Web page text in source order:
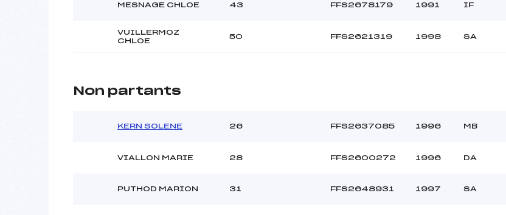
MESNAGE CHLOE 43 FFS2678179 1991 IF
VUILLERMOZ
CHLOE
50 FFS2621319 1998 SA
Non partants
KERN SOLENE 26 FFS2637085 1996 MB
VIALLON MARIE 28 FFS2600272 1996 DA
PUTHOD MARION 31 FFS2648931 1997 SA